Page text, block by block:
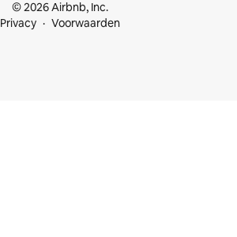
© 2026 Airbnb, Inc.
Privacy
Voorwaarden